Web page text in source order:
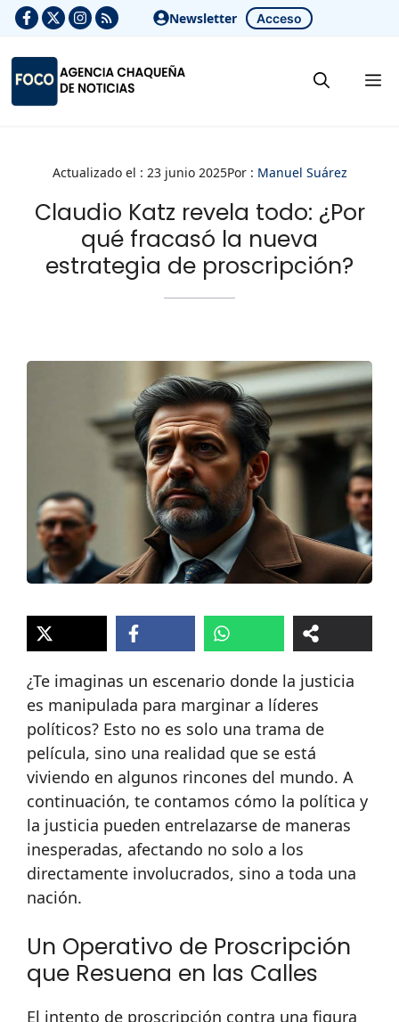
Saltar
contenido
Newsletter Acceso
Actualizado el : 23 junio 2025Por : Manuel Suárez
Claudio Katz revela todo: ¿Por
qué fracasó la nueva
estrategia de proscripción?
¿Te imaginas un escenario donde la justicia
es manipulada para marginar a líderes
políticos? Esto no es solo una trama de
película, sino una realidad que se está
viviendo en algunos rincones del mundo. A
continuación, te contamos cómo la política y
la justicia pueden entrelazarse de maneras
inesperadas, afectando no solo a los
directamente involucrados, sino a toda una
nación.
Un Operativo de Proscripción
que Resuena en las Calles
El intento de proscripción contra una figura